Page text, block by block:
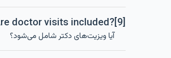
[9]
doctor visits included?
آیا ویزیت‌های دکتر شامل می‌شود؟